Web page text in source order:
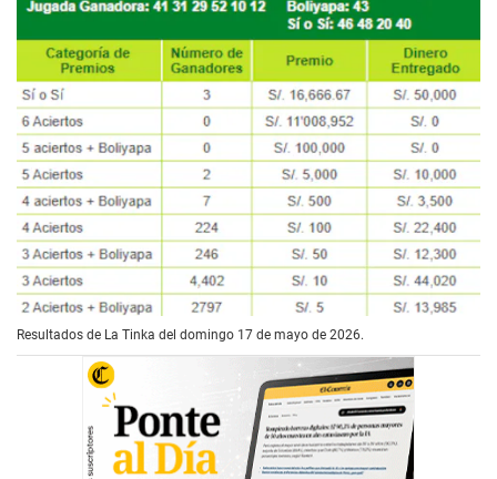
Resultados de La Tinka del domingo 17 de mayo de 2026.